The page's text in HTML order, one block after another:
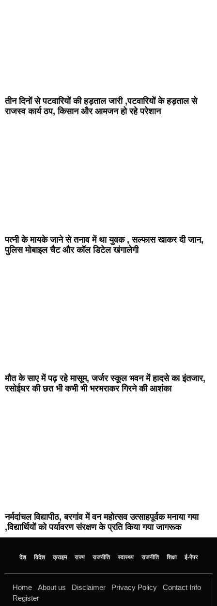
तीन दिनों से पटवारियों की हड़ताल जारी ,पटवारियों के हड़ताल से
राजस्व कार्य ठप, किसान और आमजन हो रहे परेशान
पत्नी के मायके जाने से तनाव में था युवक , सल्फास खाकर दी जान,
पुलिस मोबाइल चैट और कॉल डिटेल खंगालेगी
मौत के साए में पढ़ रहे मासूम, जर्जर स्कूल भवन में हादसे का इंतजार,
रसोईघर की छत भी कभी भी भरभराकर गिरने की आशंका
नर्मदांचल विद्यापीठ, बरगांव में वन महोत्सव उत्साहपूर्वक मनाया गया
,विद्यार्थियों को पर्यावरण संरक्षण के प्रति किया गया जागरूक
देश विदेश क्राइम राज्य राजनीति स्वास्थ्य राजनीति शिक्षा ई-पेपर
Home About us Disclaimer Privacy Policy
Contact Info
Register